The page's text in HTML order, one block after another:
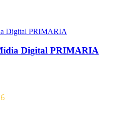
Digital PRIMARIA